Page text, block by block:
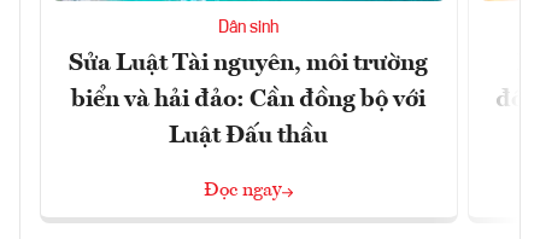
Dân sinh
Sửa Luật Tài nguyên, môi trường
biển và hải đảo: Cần đồng bộ với
Luật Đấu thầu
Đọc ngay